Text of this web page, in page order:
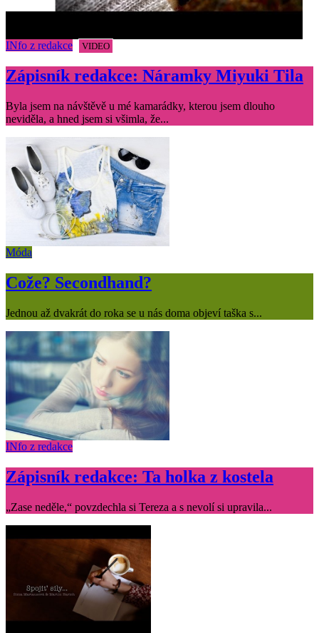
INfo z redakce VIDEO
Zápisník redakce: Náramky Miyuki Tila
Byla jsem na návštěvě u mé kamarádky, kterou jsem dlouho
neviděla, a hned jsem si všimla, že...
Móda
Cože? Secondhand?
Jednou až dvakrát do roka se u nás doma objeví taška s...
INfo z redakce
Zápisník redakce: Ta holka z kostela
„Zase neděle,“ povzdechla si Tereza a s nevolí si upravila...